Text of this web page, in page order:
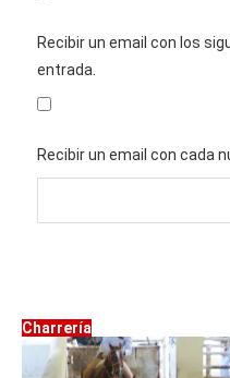
Recibir un email con los
entrada.
Recibir un email con cada
Charrería